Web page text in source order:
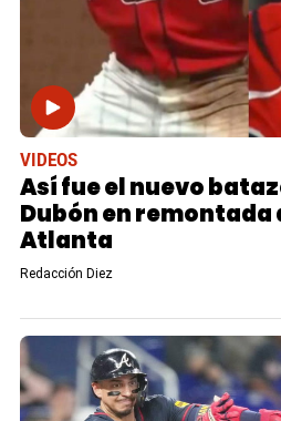
VIDEOS
Así fue el nuevo
Dubón en remontada
Atlanta
Redacción Diez